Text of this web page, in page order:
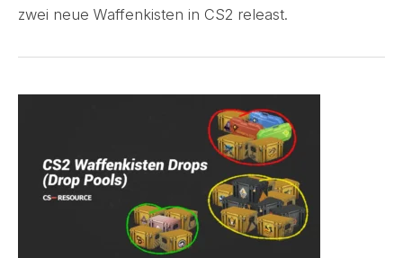
zwei neue Waffenkisten in CS2 releast.